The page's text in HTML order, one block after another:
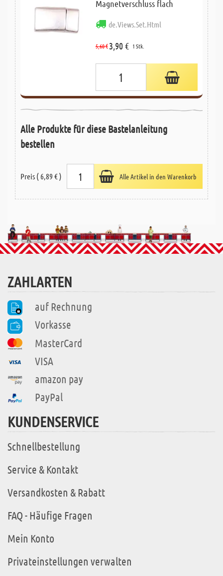
Magnetverschluss flach
de.Views.Set.Html
5,60 € 3,90 € 1 Stk.
Alle Produkte für diese Bastelanleitung
bestellen
Preis ( 6,89 € ) Alle Artikel in den Warenkorb
ZAHLARTEN
auf Rechnung
Vorkasse
MasterCard
VISA
amazon pay
PayPal
KUNDENSERVICE
Schnellbestellung
Service & Kontakt
Versandkosten & Rabatt
FAQ - Häufige Fragen
Mein Konto
Privateinstellungen verwalten